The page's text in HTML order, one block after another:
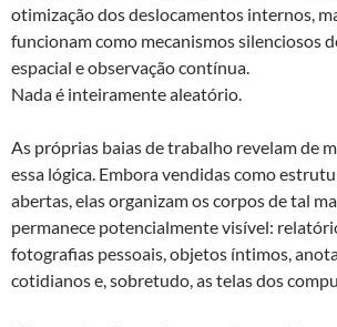
otimização dos deslocamentos internos,
funcionam como mecanismos silenciosos
espacial e observação contínua.
Nada é inteiramente aleatório.
As próprias baias de trabalho revelam de
essa lógica. Embora vendidas como
abertas, elas organizam os corpos de tal
permanece potencialmente visível:
fotografias pessoais, objetos íntimos,
cotidianos e, sobretudo, as telas dos